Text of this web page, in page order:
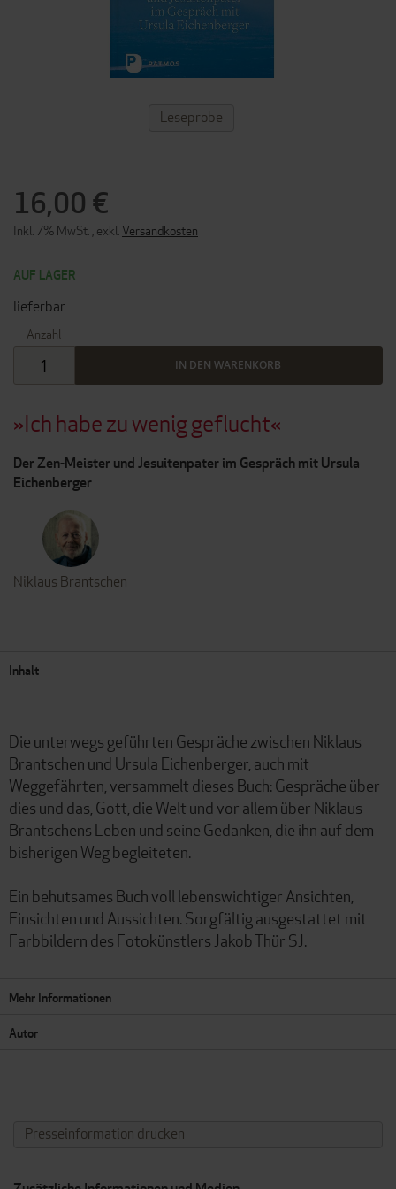
»Ich habe zu wenig geflucht«
Der Zen-Meister und Jesuitenpater im Gespräch mit Ursula
Eichenberger
Niklaus Brantschen
16,00 €
Inkl. 7% MwSt. exkl. Versandkosten
AUF LAGER
lieferbar
Anzahl
IN DEN WARENKORB
ZUM
ANFANG
Leseprobe
Inhalt
Die unterwegs geführten Gespräche zwischen Niklaus
Brantschen und Ursula Eichenberger, auch mit
Weggefährten, versammelt dieses Buch: Gespräche über
dies und das, Gott, die Welt und vor allem über Niklaus
Brantschens Leben und seine Gedanken, die ihn auf dem
bisherigen Weg begleiteten.
Ein behutsames Buch voll lebenswichtiger Ansichten,
Einsichten und Aussichten. Sorgfältig ausgestattet mit
Farbbildern des Fotokünstlers Jakob Thür SJ.
Mehr Informationen
Autor
Presseinformation drucken